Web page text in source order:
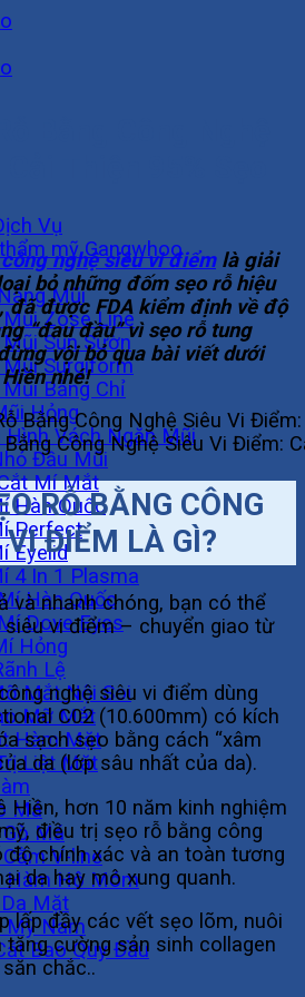
Vụ
mỹ Gangwhoo
Mũi
Zose Line
Sụn Sườn
Surgiform
Bằng Chỉ
Hỏng
Hình Vách Ngăn Mũi
Đầu Mũi
Mí Mắt
Hàn Quốc
Perfect
Eyelid
4 In 1 Plasma
Hàn Quốc
Dove Eyes
Hỏng
Lệ
Mắt Nội Soi
Mỡ Mắt
Hàm Mặt
Liệt Mặt
Má
Má
V-line
Hàm Hô Móm
Mặt
Mỹ Nam
Bao Quy Đầu
Bằng Công Nghệ
Thiện 95% Sẹo
nghệ siêu vi điểmlà giải
bỏ những đốm sẹo rỗ hiệu
đã được FDA kiểm định về độ
“đau đầu” vì sẹo rỗ tung
vội bỏ qua bài viết dưới
nhé!
Công Nghệ Siêu Vi Điểm:
RỖ BẰNG CÔNG
VI ĐIỂM LÀ GÌ?
và nhanh chóng, bạn có thể
vi điểm – chuyển giao từ
nghệ siêu vi điểm dùng
C02 (10.600mm) có kích
sạch sẹo bằng cách “xâm
da (lớp sâu nhất của da).
Hiền, hơn 10 năm kinh nghiệm
điều trị sẹo rỗ bằng công
độ chính xác và an toàn tương
da hay mô xung quanh.
lấp đầy các vết sẹo lõm, nuôi
tăng cường sản sinh collagen
chắc..